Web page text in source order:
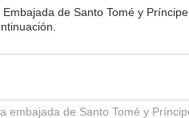
de Santo Tomé y